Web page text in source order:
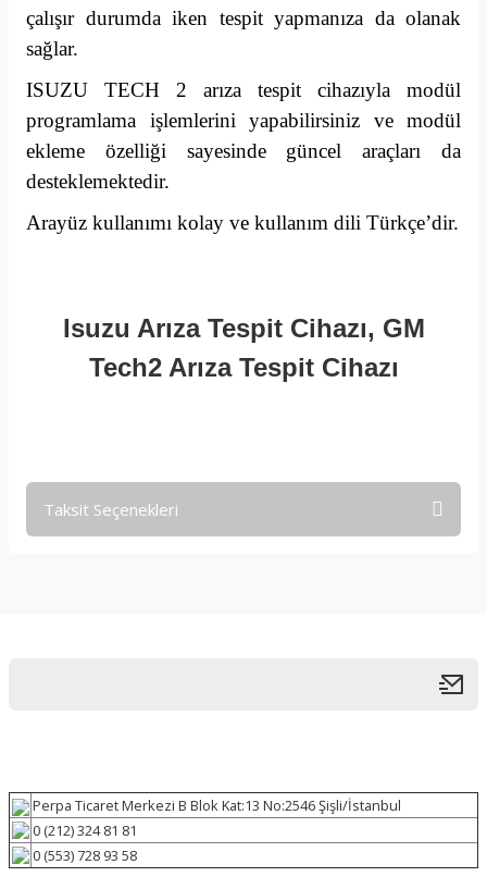
çalışır durumda iken tespit yapmanıza da olanak
sağlar.
ISUZU TECH 2 arıza tespit cihazıyla modül
programlama işlemlerini yapabilirsiniz ve modül
ekleme özelliği sayesinde güncel araçları da
desteklemektedir.
Arayüz kullanımı kolay ve kullanım dili Türkçe’dir.
Isuzu Arıza Tespit Cihazı, GM
Tech2 Arıza Tespit Cihazı
Taksit Seçenekleri
Perpa Ticaret Merkezi B Blok Kat:13 No:2546 Şişli/İstanbul
0 (212) 324 81 81
0 (553) 728 93 58